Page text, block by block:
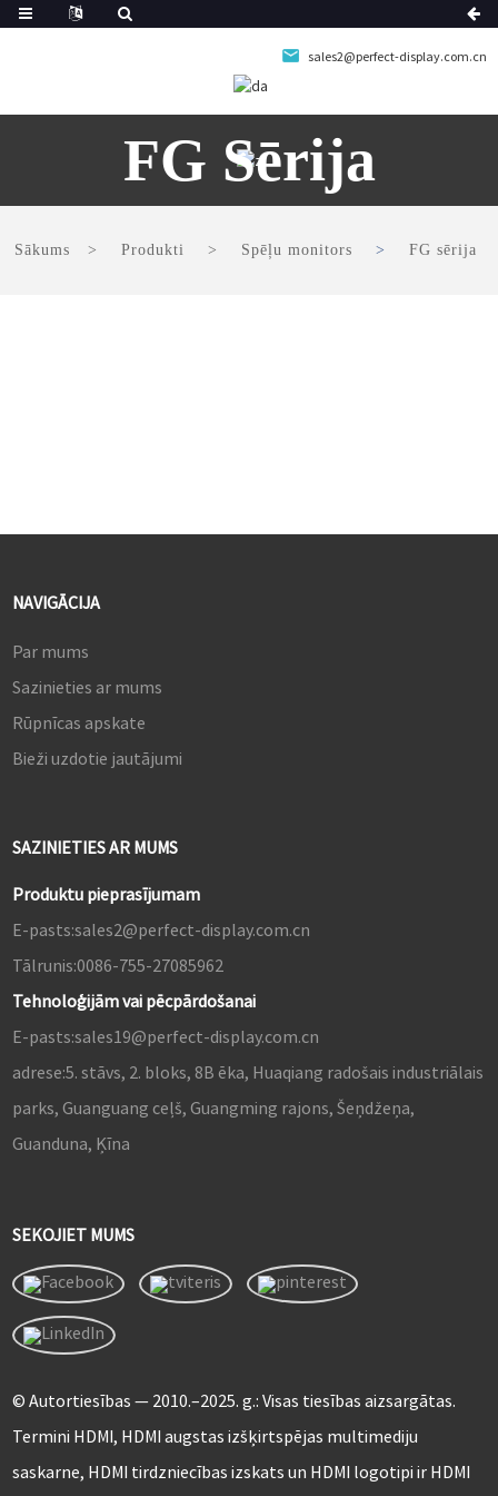
sales2@perfect-display.com.cn
FG Sērija
Sākums Produkti Spēļu monitors FG sērija
NAVIGĀCIJA
Par mums
Sazinieties ar mums
Rūpnīcas apskate
Bieži uzdotie jautājumi
SAZINIETIES AR MUMS
Produktu pieprasījumam
E-pasts:sales2@perfect-display.com.cn
Tālrunis:0086-755-27085962
Tehnoloģijām vai pēcpārdošanai
E-pasts:sales19@perfect-display.com.cn
adrese:5. stāvs, 2. bloks, 8B ēka, Huaqiang radošais industriālais
parks, Guanguang ceļš, Guangming rajons, Šeņdžeņa,
Guanduna, Ķīna
SEKOJIET MUMS
© Autortiesības — 2010.–2025. g.: Visas tiesības aizsargātas.
Termini HDMI, HDMI augstas izšķirtspējas multimediju
saskarne, HDMI tirdzniecības izskats un HDMI logotipi ir HDMI